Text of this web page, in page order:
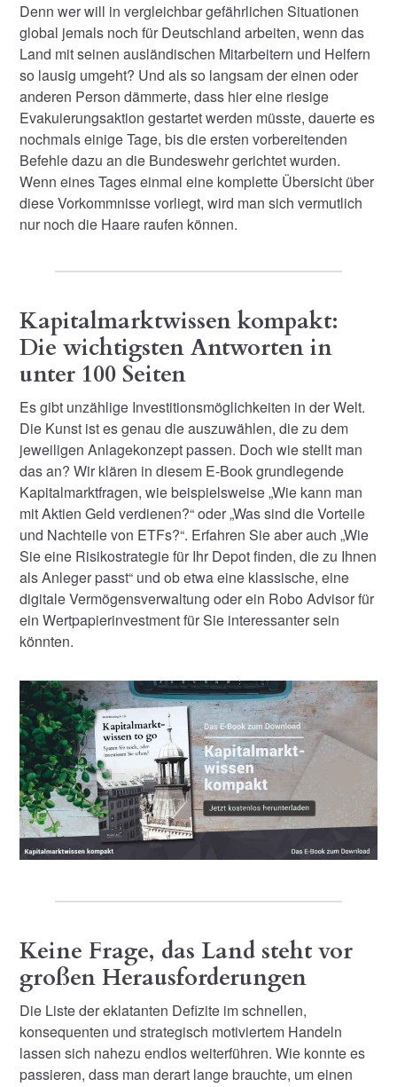
Denn wer will in vergleichbar gefährlichen Situationen
global jemals noch für Deutschland arbeiten, wenn das
Land mit seinen ausländischen Mitarbeitern und Helfern
so lausig umgeht? Und als so langsam der einen oder
anderen Person dämmerte, dass hier eine riesige
Evakuierungsaktion gestartet werden müsste, dauerte es
nochmals einige Tage, bis die ersten vorbereitenden
Befehle dazu an die Bundeswehr gerichtet wurden.
Wenn eines Tages einmal eine komplette Übersicht über
diese Vorkommnisse vorliegt, wird man sich vermutlich
nur noch die Haare raufen können.
Kapitalmarktwissen kompakt:
Die wichtigsten Antworten in
unter 100 Seiten
Es gibt unzählige Investitionsmöglichkeiten in der Welt.
Die Kunst ist es genau die auszuwählen, die zu dem
jeweiligen Anlagekonzept passen. Doch wie stellt man
das an? Wir klären in diesem E-Book grundlegende
Kapitalmarktfragen, wie beispielsweise „Wie kann man
mit Aktien Geld verdienen?“ oder „Was sind die Vorteile
und Nachteile von ETFs?“. Erfahren Sie aber auch „Wie
Sie eine Risikostrategie für Ihr Depot finden, die zu Ihnen
als Anleger passt“ und ob etwa eine klassische, eine
digitale Vermögensverwaltung oder ein Robo Advisor für
ein Wertpapierinvestment für Sie interessanter sein
könnten.
Keine Frage, das Land steht vor
großen Herausforderungen
Die Liste der eklatanten Defizite im schnellen,
konsequenten und strategisch motiviertem Handeln
lassen sich nahezu endlos weiterführen. Wie konnte es
passieren, dass man derart lange brauchte, um einen